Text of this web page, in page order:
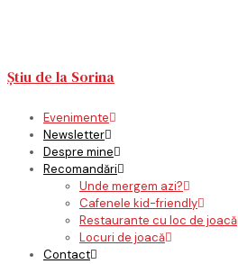
Știu de la Sorina
Evenimente
Newsletter
Despre mine
Recomandări
Unde mergem azi?
Cafenele kid-friendly
Restaurante cu loc de joacă
Locuri de joacă
Contact